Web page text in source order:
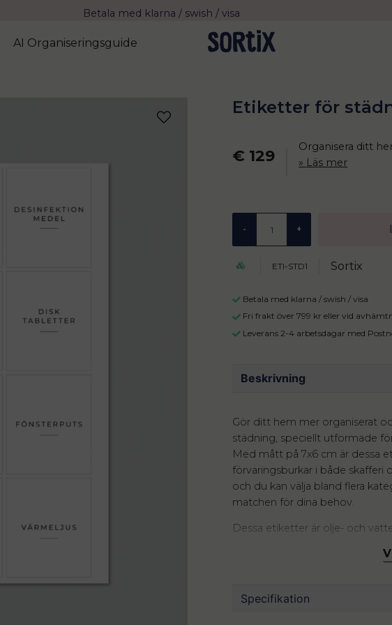
Betala med klarna / swish / visa
Fri frakt över 799 kr eller vid avhämtning
Leverans 2-4 arbetsdagar med Postnord
AI Organiseringsguide
Etiketter för
€ 129
Organisera ditt
Läs mer
- +
ETI-STD1 Sortix
Betala med klarna / swish / visa
Fri frakt över 799 kr eller vid
Leverans 2-4 arbetsdagar med
Beskrivning
Gör ditt hem mer organiserat
städning, speciellt utformade
Med mått på 7x6 cm är dessa
förvaringsburkar i både skafferi
och du kan välja bland flera
matchen för dina behov.
Dessa etiketter är olje- och
flaskor för köksrengöring,
ditt hem.
Specifikation